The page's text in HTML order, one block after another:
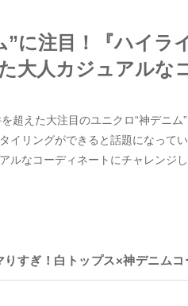
”に注目！『ハイラ
大人カジュアルな
超えた大注目のユニクロ“神デニ
イリングができると話題になって
ルなコーディネートにチャレンジ
すぎ！白トップス×神デニムコ